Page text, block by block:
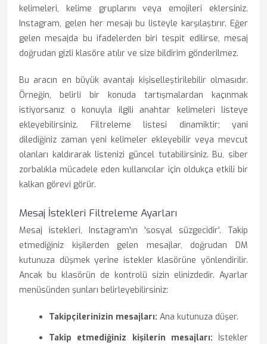
kelimeleri, kelime gruplarını veya emojileri eklersiniz.
Instagram, gelen her mesajı bu listeyle karşılaştırır. Eğer
gelen mesajda bu ifadelerden biri tespit edilirse, mesaj
doğrudan gizli klasöre atılır ve size bildirim gönderilmez.
Bu aracın en büyük avantajı kişiselleştirilebilir olmasıdır.
Örneğin, belirli bir konuda tartışmalardan kaçınmak
istiyorsanız o konuyla ilgili anahtar kelimeleri listeye
ekleyebilirsiniz. Filtreleme listesi dinamiktir; yani
dilediğiniz zaman yeni kelimeler ekleyebilir veya mevcut
olanları kaldırarak listenizi güncel tutabilirsiniz. Bu, siber
zorbalıkla mücadele eden kullanıcılar için oldukça etkili bir
kalkan görevi görür.
Mesaj İstekleri Filtreleme Ayarları
Mesaj istekleri, Instagram'ın 'sosyal süzgecidir'. Takip
etmediğiniz kişilerden gelen mesajlar, doğrudan DM
kutunuza düşmek yerine istekler klasörüne yönlendirilir.
Ancak bu klasörün de kontrolü sizin elinizdedir. Ayarlar
menüsünden şunları belirleyebilirsiniz:
Takipçilerinizin mesajları: Ana kutunuza düşer.
Takip etmediğiniz kişilerin mesajları: İstekler